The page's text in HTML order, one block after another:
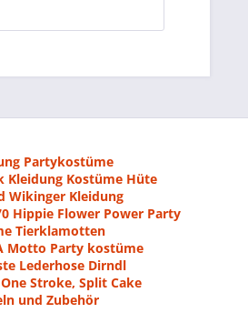
Partykostüme
Kleidung Kostüme Hüte
Wikinger Kleidung
Hippie Flower Power Party
Tierklamotten
Motto Party kostüme
Lederhose Dirndl
Stroke, Split Cake
und Zubehör